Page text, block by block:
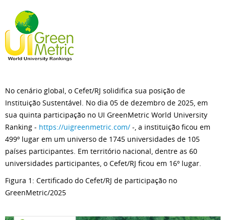
No cenário global, o Cefet/RJ solidifica sua posição de
Instituição Sustentável. No dia 05 de dezembro de 2025, em
sua quinta participação no UI GreenMetric World University
Ranking - https://uigreenmetric.com/ -, a instituição ficou em
499º lugar em um universo de 1745 universidades de 105
países participantes. Em território nacional, dentre as 60
universidades participantes, o Cefet/RJ ficou em 16º lugar.
Figura 1: Certificado do Cefet/RJ de participação no
GreenMetric/2025